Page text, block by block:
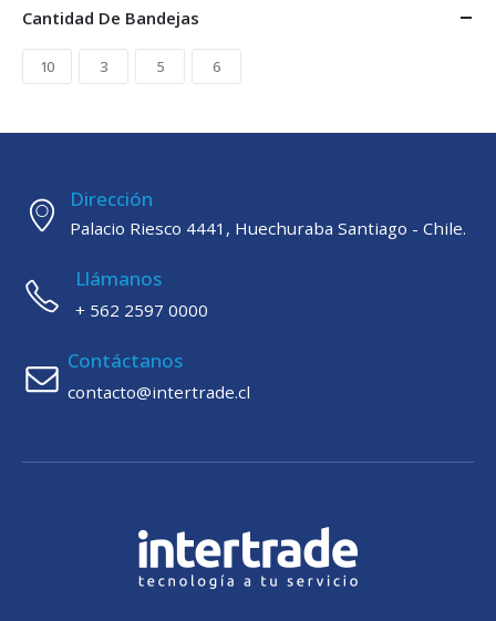
Cantidad De Bandejas
10 3 5 6
Dirección
Palacio Riesco 4441, Huechuraba Santiago - Chile.
Llámanos
+ 562 2597 0000
Contáctanos
contacto@intertrade.cl